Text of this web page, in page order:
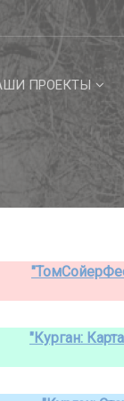
ПРОЕКТЫ
"Курган: